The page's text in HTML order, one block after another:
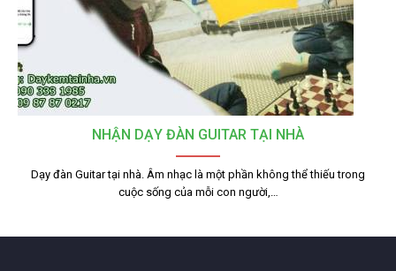
NHẬN DẠY ĐÀN GUITAR TẠI NHÀ
Dạy đàn Guitar tại nhà. Âm nhạc là một phần không thể thiếu trong
cuộc sống của mỗi con người,…